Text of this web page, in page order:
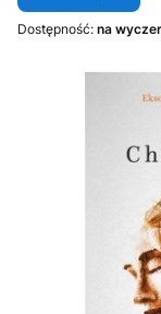
Dostępność: na